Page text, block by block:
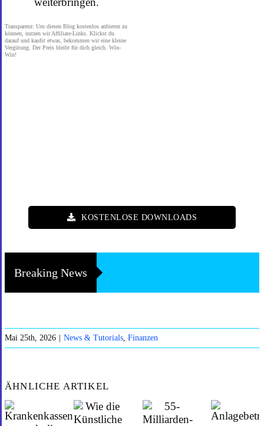
Transparenz: Um diesen Blog kostenlos anbieten zu
können, nutzen wir Affiliate-Links. Klickst du
darauf und kaufst etwas, bekommen wir eine kleine
Vergütung. Der Preis bleibt für dich gleich. Win-
Win!
KOSTENLOSE DOWNLOADS
Breaking News
Mai 25th, 2026 News & Tutorials Finanzen
ÄHNLICHE ARTIKEL